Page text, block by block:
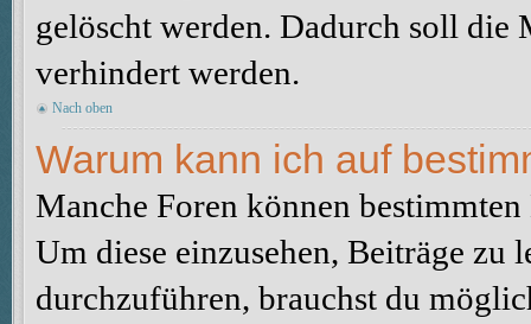
gelöscht werden. Dadurch soll
verhindert werden.
Nach oben
Warum kann ich auf
Manche Foren können
Um diese einzusehen, Beiträge zu
durchzuführen, brauchst du